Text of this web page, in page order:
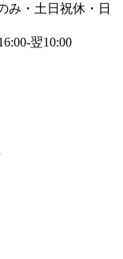
・土日祝休・日
翌10:00